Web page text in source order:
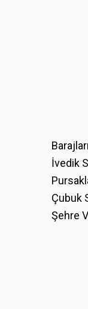
İvedik
Çubuk
Şehre